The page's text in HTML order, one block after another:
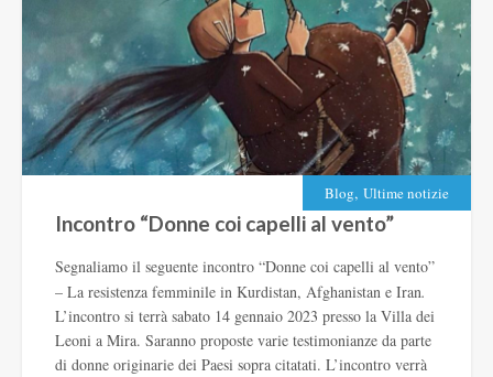
Blog, Ultime notizie
Incontro “Donne coi capelli al vento”
Segnaliamo il seguente incontro “Donne coi capelli al vento”
– La resistenza femminile in Kurdistan, Afghanistan e Iran.
L’incontro si terrà sabato 14 gennaio 2023 presso la Villa dei
Leoni a Mira. Saranno proposte varie testimonianze da parte
di donne originarie dei Paesi sopra citatati. L’incontro verrà